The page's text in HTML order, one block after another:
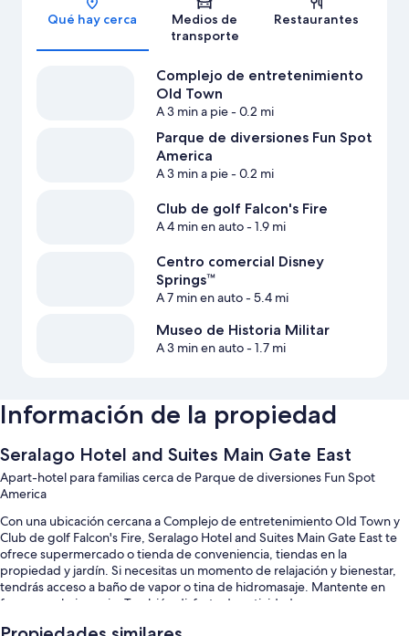
Qué hay cerca
Medios de
transporte
Restaurantes
Complejo de entretenimiento
Old Town
A 3 min a pie- 0.2 mi
Parque de diversiones Fun Spot
America
A 3 min a pie- 0.2 mi
Club de golf Falcon's Fire
A 4 min en auto- 1.9 mi
Centro comercial Disney
Springs™
A 7 min en auto- 5.4 mi
Museo de Historia Militar
A 3 min en auto- 1.7 mi
Información de la propiedad
Seralago Hotel and Suites Main Gate East
Apart-hotel para familias cerca de Parque de diversiones Fun Spot
America
Con una ubicación cercana a Complejo de entretenimiento Old Town y
Club de golf Falcon's Fire, Seralago Hotel and Suites Main Gate East te
ofrece supermercado o tienda de conveniencia, tiendas en la
propiedad y jardín. Si necesitas un momento de relajación y bienestar,
tendrás acceso a baño de vapor o tina de hidromasaje. Mantente en
forma en el gimnasio. También disfruta de actividades, como